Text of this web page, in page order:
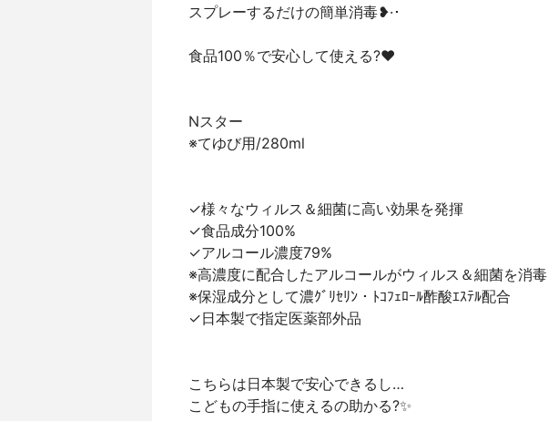
スプレーするだけの簡単消毒❥·･
食品100％で安心して使える?❤️
Nスター
※てゆび用/280ml
✓様々なウィルス＆細菌に高い効果を発揮
✓食品成分100%
✓アルコール濃度79%
※高濃度に配合したアルコールがウィルス＆細菌を消毒
※保湿成分として濃ｸﾞﾘｾﾘﾝ・ﾄｺﾌｪﾛｰﾙ酢酸ｴｽﾃﾙ配合
✓日本製で指定医薬部外品
こちらは日本製で安心できるし…
こどもの手指に使えるの助かる?✨